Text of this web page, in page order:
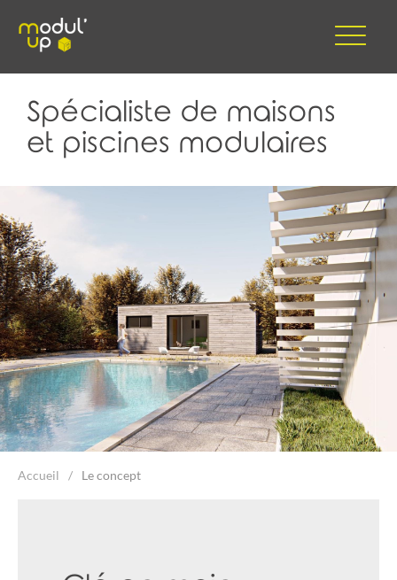
Spécialiste de maisons
et piscines modulaires
Accueil Le concept